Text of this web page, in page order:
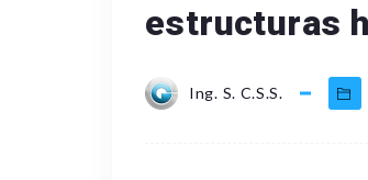
estructuras
Ing. S. C.S.S.